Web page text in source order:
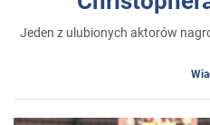
Jeden z ulubionych aktorów